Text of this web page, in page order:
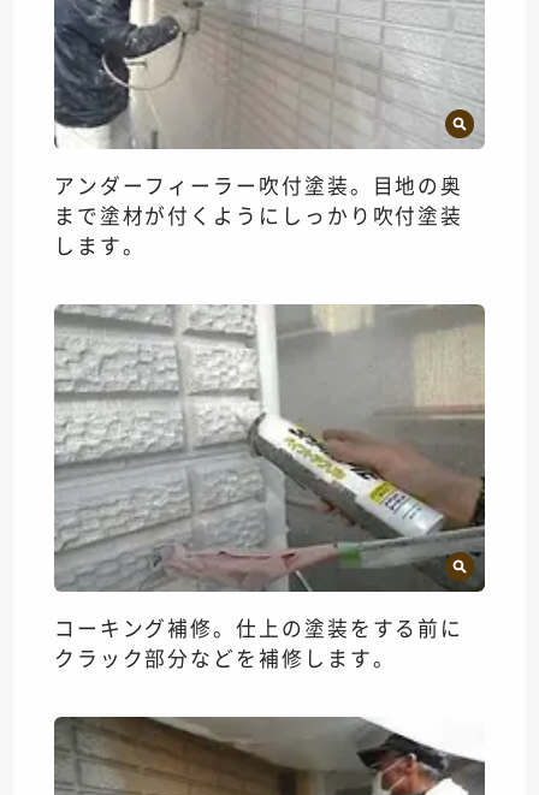
アンダーフィーラー吹付塗装。目地の奥
まで塗材が付くようにしっかり吹付塗装
します。
コーキング補修。仕上の塗装をする前に
クラック部分などを補修します。